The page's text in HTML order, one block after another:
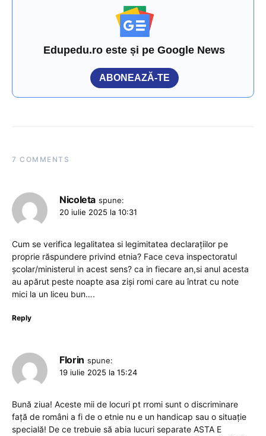
Edupedu.ro este și pe Google News
ABONEAZĂ-TE
7 COMMENTS
Nicoleta spune:
20 iulie 2025 la 10:31
Cum se verifica legalitatea si legimitatea declarațiilor pe
proprie răspundere privind etnia? Face ceva inspectoratul
școlar/ministerul in acest sens? ca in fiecare an,si anul acesta
au apărut peste noapte asa ziși romi care au întrat cu note
mici la un liceu bun….
Reply
Florin spune:
19 iulie 2025 la 15:24
Bună ziua! Aceste mii de locuri pt rromi sunt o discriminare
față de români a fi de o etnie nu e un handicap sau o situație
specială! De ce trebuie să abia lucuri separate ASTA E